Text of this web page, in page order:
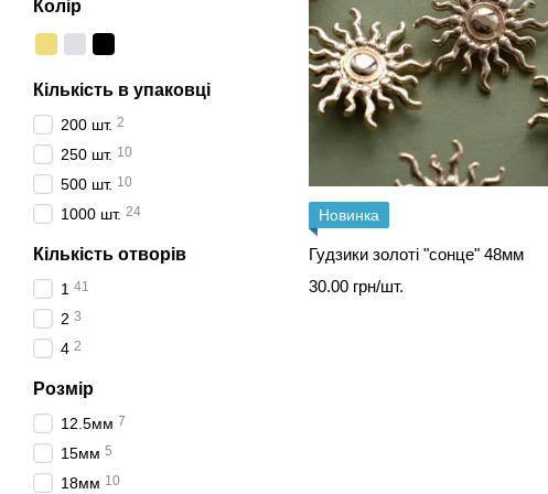
Новинка
Гудзики золоті "сонце" 48мм
30.00 грн/шт.
Колір
Кількість в упаковці
200 шт. 2
250 шт. 10
500 шт. 10
1000 шт. 24
Кількість отворів
1 41
2 3
4 2
Розмір
12.5мм 7
15мм 5
18мм 10